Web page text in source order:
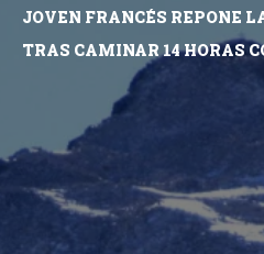
JOVEN FRANCÉS REPONE
TRAS CAMINAR 14 HORAS